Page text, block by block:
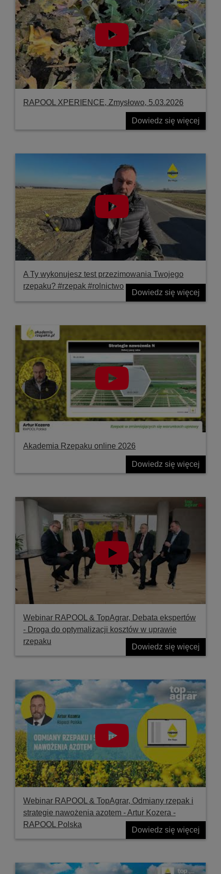
RAPOOL XPERIENCE, Zmysłowo, 5.03.2026
Dowiedz się więcej
A Ty wykonujesz test przezimowania Twojego
rzepaku? #rzepak #rolnictwo
Dowiedz się więcej
Akademia Rzepaku online 2026
Dowiedz się więcej
Webinar RAPOOL & TopAgrar, Debata ekspertów
- Droga do optymalizacji kosztów w uprawie
rzepaku
Dowiedz się więcej
Webinar RAPOOL & TopAgrar, Odmiany rzepak i
strategie nawożenia azotem - Artur Kozera -
RAPOOL Polska
Dowiedz się więcej